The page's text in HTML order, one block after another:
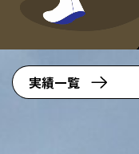
実績一覧